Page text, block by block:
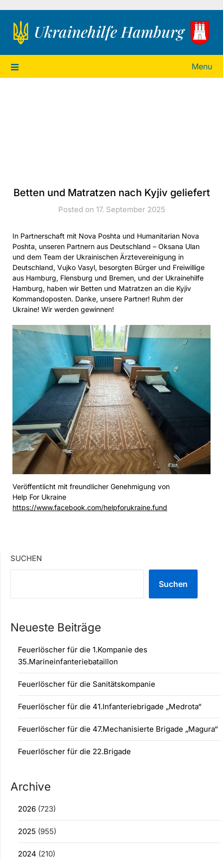
Ukrainehilfe Hamburg
Menu
Betten und Matratzen nach Kyjiv geliefert
Posted on 17. September 2025
In Partnerschaft mit Nova Poshta und Humanitarian Nova
Poshta, unseren Partnern aus Deutschland – Oksana Ulan
und dem Team der Ukrainischen Ärztevereinigung in
Deutschland, Vujko Vasyl, besorgten Bürger und Freiwillige
aus Hamburg, Flensburg und Bremen, und der Ukrainehilfe
Hamburg, haben wir Betten und Matratzen an die Kyjiv
Kommandoposten. Danke, unsere Partner! Ruhm der
Ukraine! Wir werden gewinnen!
Veröffentlicht mit freundlicher Genehmigung von
Help For Ukraine
https://www.facebook.com/helpforukraine.fund
SUCHEN
Suchen
Neueste Beiträge
Feuerlöscher für die 1.Kompanie des
35.Marineinfanteriebataillon
Feuerlöscher für die Sanitätskompanie
Feuerlöscher für die 41.Infanteriebrigade „Medrota“
Feuerlöscher für die 47.Mechanisierte Brigade „Magura“
Feuerlöscher für die 22.Brigade
Archive
2026 (723)
2025 (955)
2024 (210)